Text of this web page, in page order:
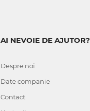
AI NEVOIE DE AJUTOR?
Despre noi
Date companie
Contact